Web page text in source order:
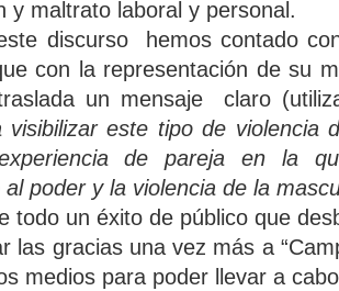
y maltrato laboral y personal.
discurso hemos contado
con la representación de su
un mensaje claro
visibilizar este tipo de violencia
de pareja en la
poder y la violencia de la
todo un éxito de público que
las gracias una vez más a
medios para poder llevar a